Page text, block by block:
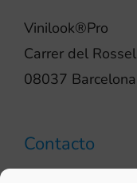
Vinilook®Pro
Carrer del
08037 Barcelona
Contacto